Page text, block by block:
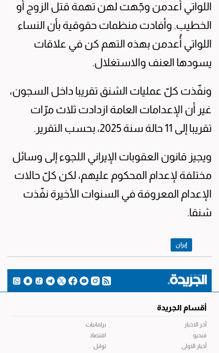
اللواتي أُعدمن وجّهت لهن تهمة قتل الزوج أو
الخطيب. وأفادت منظمات حقوقية بأن النساء
اللواتي أُعدمن بهذه التهم كن في علاقات
يسودها العنف والاستغلال.
ونفّذت كلّ عمليات الشنق تقريبا داخل السجون،
غير أن الإعدامات العامة ازدادت ثلاث مرّات
تقريبا إلى 11 حالة سنة 2025، بحسب التقرير.
ويجيز قانون العقوبات الإيراني اللجوء إلى وسائل
مختلفة لإعدام المحكوم عليهم، لكن كلّ حالات
الإعدام المعروفة في السنوات الأخيرة نفّذت
شنقا.
إيران
أقسام الجريدة
آخر الاخبار
فيديو
أخبار الاولى
برلمانيات
اقتصاد
توابل